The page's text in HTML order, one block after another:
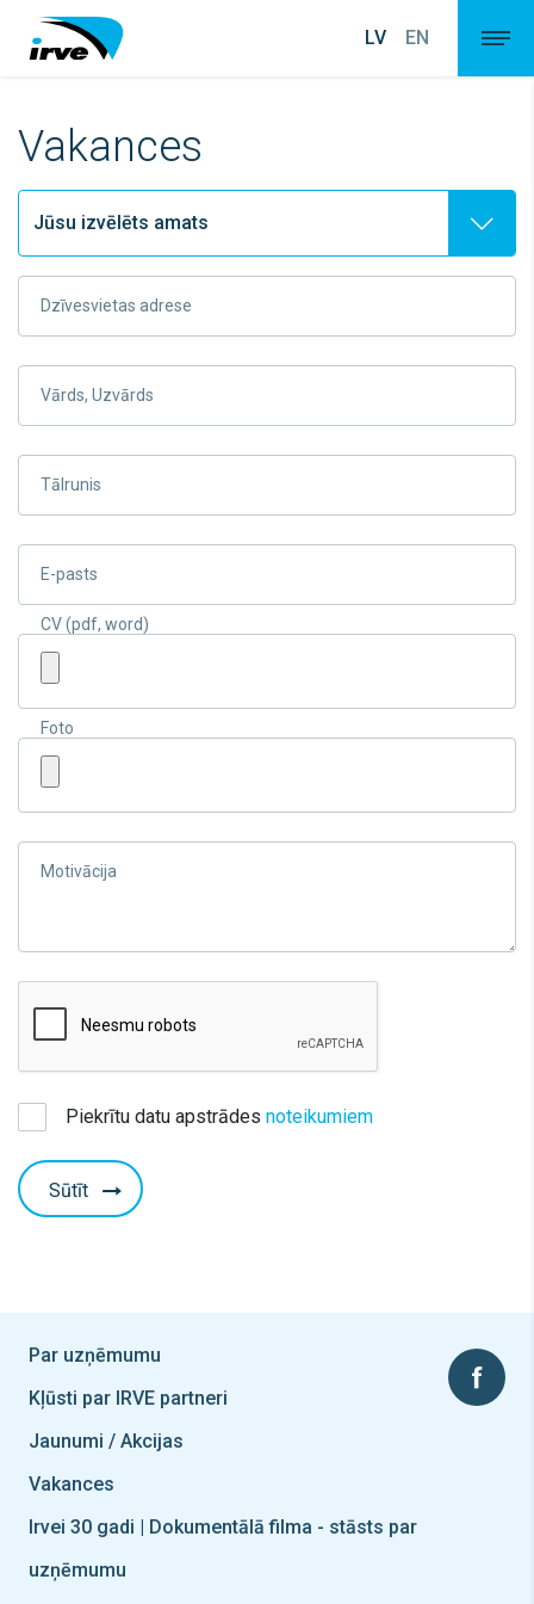
LV EN
Vakances
Dzīvesvietas adrese
Vārds, Uzvārds
Tālrunis
E-pasts
CV (pdf, word)
Foto
Motivācija
Piekrītu datu apstrādes noteikumiem
Sūtīt
Par uzņēmumu
Kļūsti par IRVE partneri
Jaunumi / Akcijas
Vakances
Irvei 30 gadi | Dokumentālā filma - stāsts par
uzņēmumu